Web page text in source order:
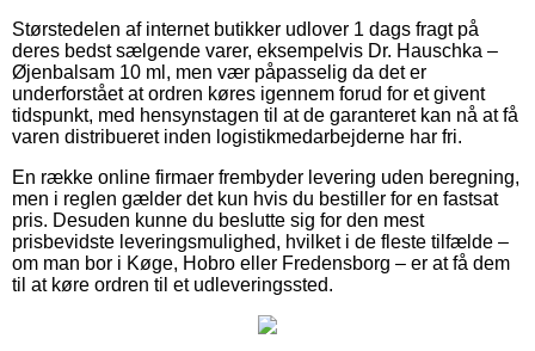
Størstedelen af internet butikker udlover 1 dags fragt på
deres bedst sælgende varer, eksempelvis Dr. Hauschka –
Øjenbalsam 10 ml, men vær påpasselig da det er
underforstået at ordren køres igennem forud for et givent
tidspunkt, med hensynstagen til at de garanteret kan nå at få
varen distribueret inden logistikmedarbejderne har fri.
En række online firmaer frembyder levering uden beregning,
men i reglen gælder det kun hvis du bestiller for en fastsat
pris. Desuden kunne du beslutte sig for den mest
prisbevidste leveringsmulighed, hvilket i de fleste tilfælde –
om man bor i Køge, Hobro eller Fredensborg – er at få dem
til at køre ordren til et udleveringssted.